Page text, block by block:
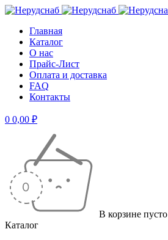
Главная
Каталог
О нас
Прайс-Лист
Оплата и доставка
FAQ
Контакты
0 0,00 ₽
В корзине пусто
Каталог